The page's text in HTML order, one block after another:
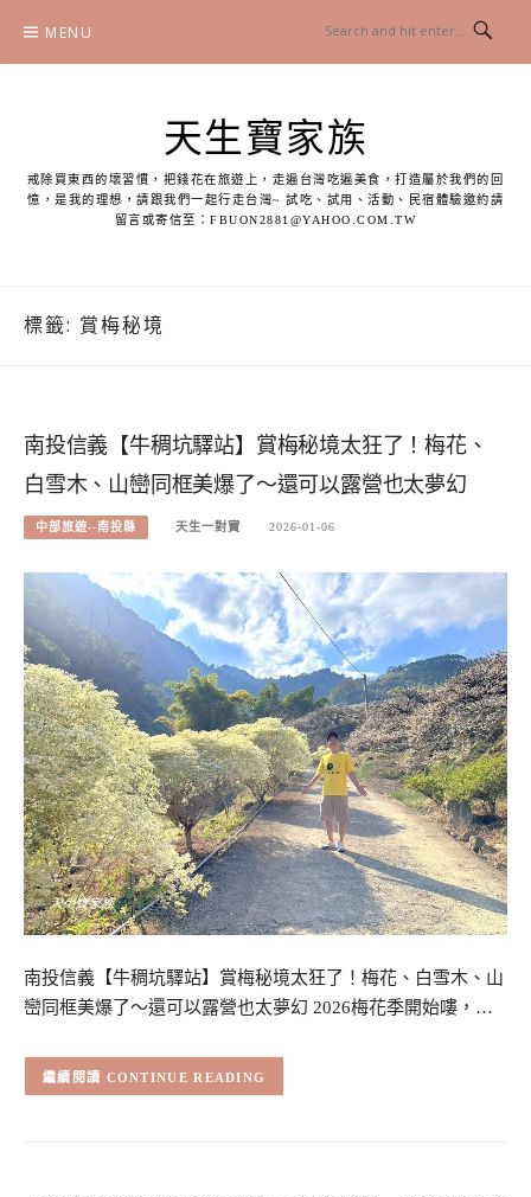
content
MENU
天生寶家族
戒除買東西的壞習慣，把錢花在旅遊上，走遍台灣吃遍美食，打造屬於我們的回
憶，是我的理想，請跟我們一起行走台灣~ 試吃、試用、活動、民宿體驗邀約請
留言或寄信至：FBUON2881@YAHOO.COM.TW
標籤: 賞梅秘境
南投信義【牛稠坑驛站】賞梅秘境太狂了！梅花、
白雪木、山巒同框美爆了～還可以露營也太夢幻
中部旅遊--南投縣 天生一對寶 2026-01-06
南投信義【牛稠坑驛站】賞梅秘境太狂了！梅花、白雪木、山
巒同框美爆了～還可以露營也太夢幻 2026梅花季開始嘍，…
CONTINUE READING